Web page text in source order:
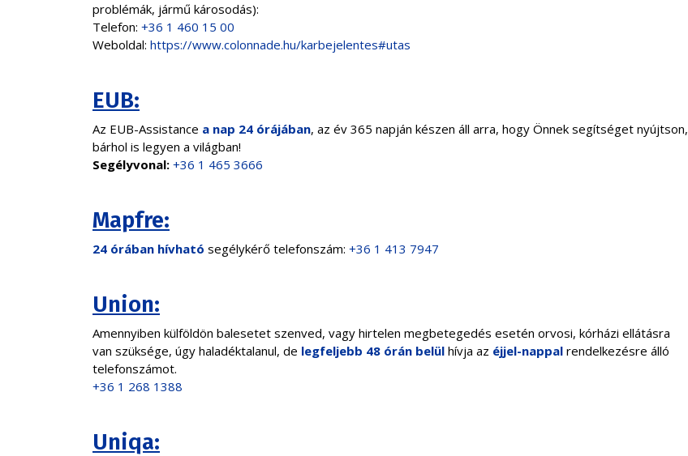
problémák, jármű károsodás):
Telefon: +36 1 460 15 00
Weboldal: https://www.colonnade.hu/karbejelentes#utas
EUB:
Az EUB-Assistance a nap 24 órájában, az év 365 napján készen áll arra, hogy Önnek segítséget nyújtson,
bárhol is legyen a világban!
Segélyvonal: +36 1 465 3666
Mapfre:
24 órában hívható segélykérő telefonszám: +36 1 413 7947
Union:
Amennyiben külföldön balesetet szenved, vagy hirtelen megbetegedés esetén orvosi, kórházi ellátásra
van szüksége, úgy haladéktalanul, de legfeljebb 48 órán belül hívja az éjjel-nappal rendelkezésre álló
telefonszámot.
+36 1 268 1388
Uniqa: